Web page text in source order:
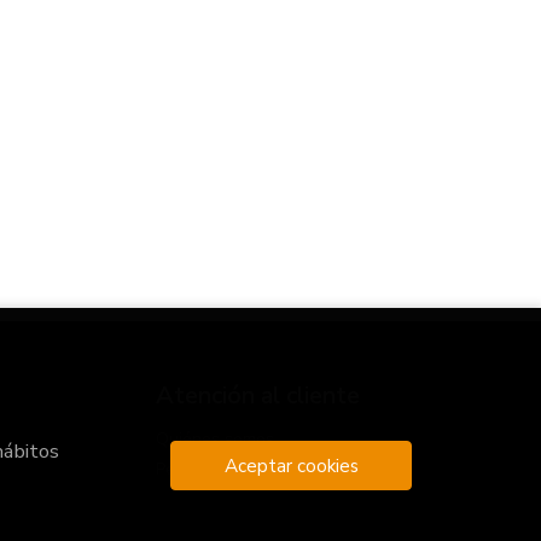
Quiénes somos
Pedidos especiales
Aceptar cookies